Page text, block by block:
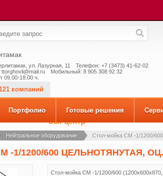
ул. Лазурная, 11
Телефон: +7 (3473) 41-62-02
Мобильный: 8 905 308 92 32
09.00-18.00 ч.
Call-центр
компаний
Портфолио Готовые решения
Нейтральное оборудование Стол-мойка CM -1/1200/600
-1/1200/600 ЦЕЛЬНОТЯНУТАЯ, ОЦ.
Стол-мойка CM -1/1200/600